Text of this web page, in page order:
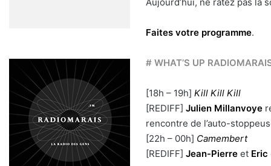
Aujourd’hui, ne ratez pas la
Faites votre programme.
# WHAT’S UP
[18h – 19h]Kill Kill Kill
[REDIFF]Julien Millanvoye
rencontre de l’auto-
[22h – 00h] Camembert
[REDIFF] Jean-Pierre et Eric